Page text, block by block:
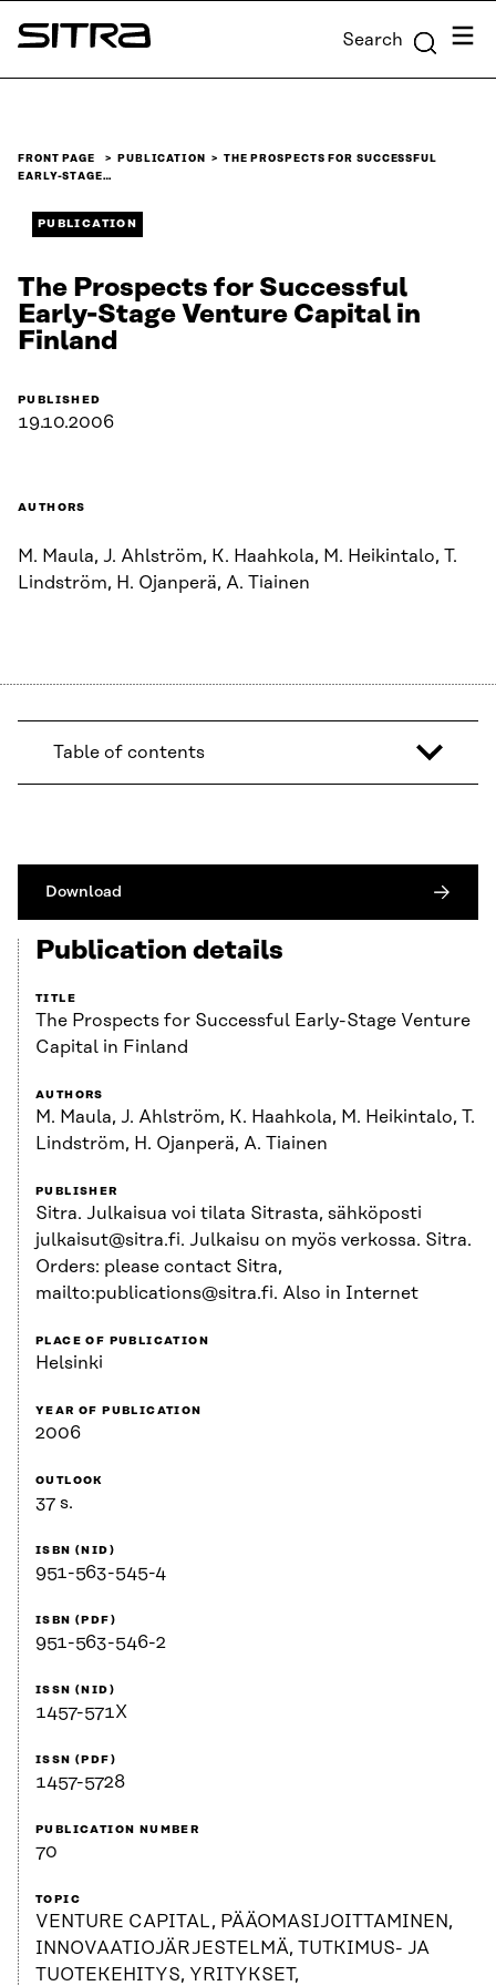
Skip to
content
Sitra Search Menu
FRONT PAGE PUBLICATION
THE PROSPECTS FOR SUCCESSFUL
EARLY-STAGE…
PUBLICATION
The Prospects for Successful
Early-Stage Venture Capital in
Finland
PUBLISHED
19.10.2006
AUTHORS
M. Maula, J. Ahlström, K. Haahkola, M. Heikintalo, T.
Lindström, H. Ojanperä, A. Tiainen
Table of contents
Download
Publication details
TITLE
The Prospects for Successful Early-Stage Venture
Capital in Finland
AUTHORS
M. Maula, J. Ahlström, K. Haahkola, M. Heikintalo, T.
Lindström, H. Ojanperä, A. Tiainen
PUBLISHER
Sitra. Julkaisua voi tilata Sitrasta, sähköposti
julkaisut@sitra.fi. Julkaisu on myös verkossa. Sitra.
Orders: please contact Sitra,
mailto:publications@sitra.fi. Also in Internet
PLACE OF PUBLICATION
Helsinki
YEAR OF PUBLICATION
2006
OUTLOOK
37 s.
ISBN (NID)
951-563-545-4
ISBN (PDF)
951-563-546-2
ISSN (NID)
1457-571X
ISSN (PDF)
1457-5728
PUBLICATION NUMBER
70
TOPIC
VENTURE CAPITAL, PÄÄOMASIJOITTAMINEN,
INNOVAATIOJÄRJESTELMÄ, TUTKIMUS- JA
TUOTEKEHITYS, YRITYKSET,